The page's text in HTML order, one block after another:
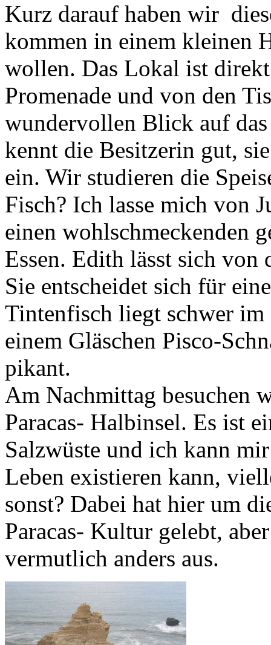
Kurz darauf haben wir
kommen in einem kleinen
wollen. Das Lokal ist
Promenade und von den
wundervollen Blick auf das
kennt die Besitzerin gut,
ein. Wir studieren die
Fisch? Ich lasse mich von
einen wohlschmeckenden
Essen. Edith lässt sich von
Sie entscheidet sich für
Tintenfisch liegt schwer
einem Gläschen Pisco-
pikant.
Am Nachmittag besuchen
Paracas- Halbinsel. Es ist
Salzwüste und ich kann
Leben existieren kann,
sonst? Dabei hat hier um
Paracas- Kultur gelebt,
vermutlich anders aus.